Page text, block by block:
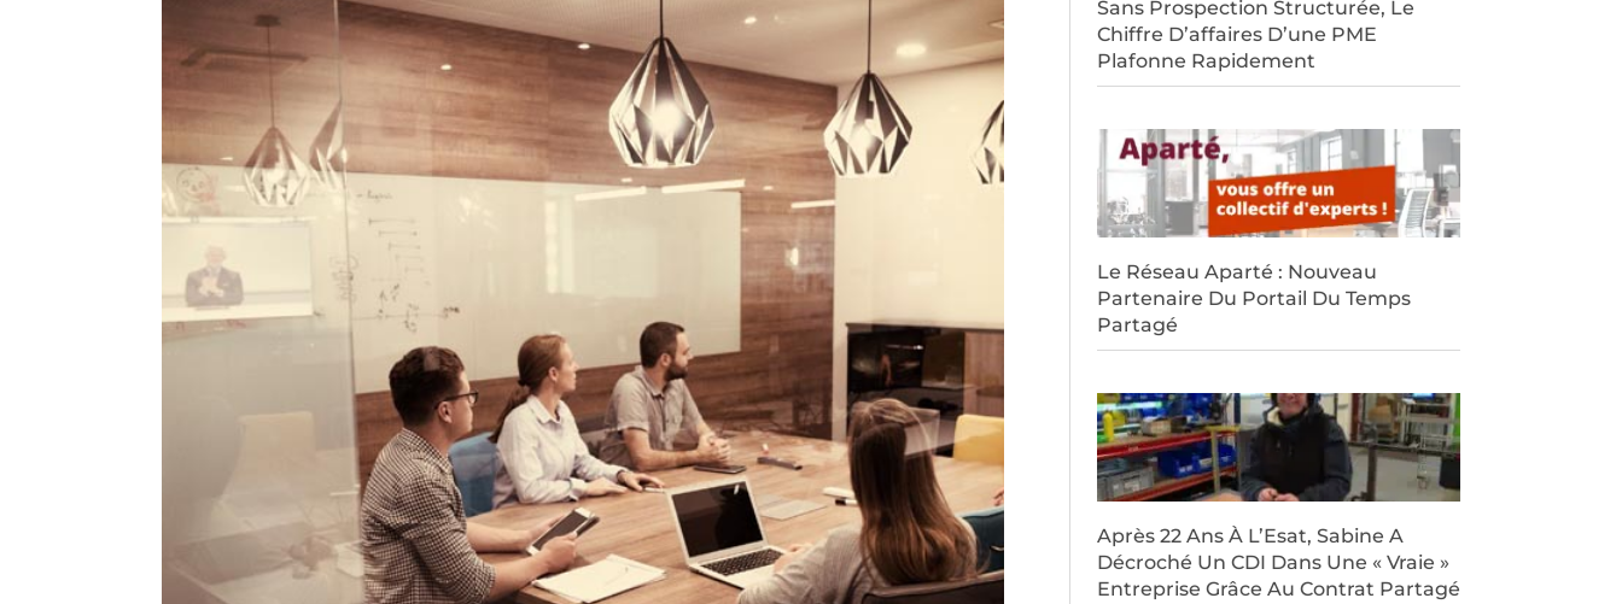
Sans Prospection Structurée, Le
Chiffre D’affaires D’une PME
Plafonne Rapidement
Le Réseau Aparté : Nouveau
Partenaire Du Portail Du Temps
Partagé
Après 22 Ans À L’Esat, Sabine A
Décroché Un CDI Dans Une « Vraie »
Entreprise Grâce Au Contrat Partagé